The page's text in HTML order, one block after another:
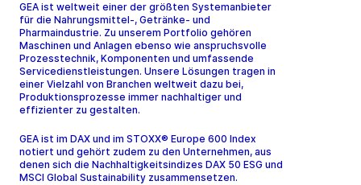
GEA ist weltweit einer der größten Systemanbieter
für die Nahrungsmittel-, Getränke- und
Pharmaindustrie. Zu unserem Portfolio gehören
Maschinen und Anlagen ebenso wie anspruchsvolle
Prozesstechnik, Komponenten und umfassende
Servicedienstleistungen. Unsere Lösungen tragen in
einer Vielzahl von Branchen weltweit dazu bei,
Produktionsprozesse immer nachhaltiger und
effizienter zu gestalten.
GEA ist im DAX und im STOXX® Europe 600 Index
notiert und gehört zudem zu den Unternehmen, aus
denen sich die Nachhaltigkeitsindizes DAX 50 ESG und
MSCI Global Sustainability zusammensetzen.